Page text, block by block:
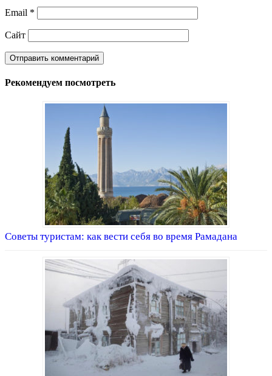
Email *
Сайт
Рекомендуем посмотреть
Советы туристам: как вести себя во время Рамадана